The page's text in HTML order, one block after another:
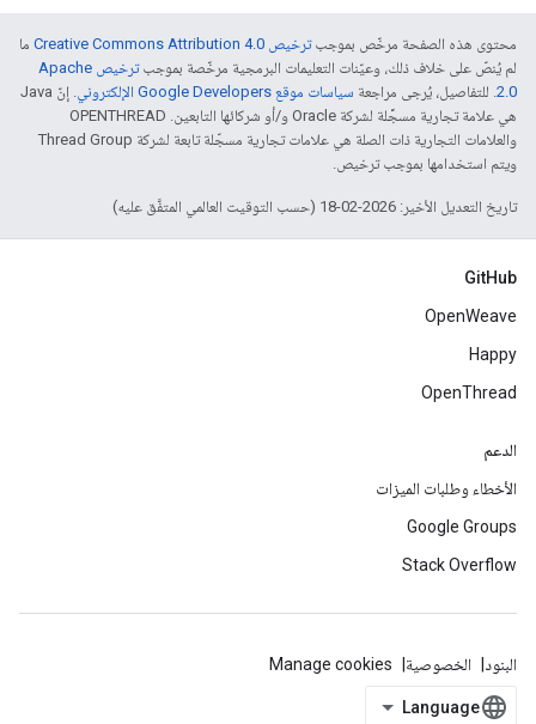
محتوى هذه الصفحة مرخّص بموجبترخيص Creative Commons Attribution 4.0‏
ما
لم يُنصّ على خلاف ذلك، وعيّنات التعليمات البرمجية مرخّصة بموجب
ترخيص Apache
2.0‏. للتفاصيل، يُرجى مراجعة سياسات موقع Google Developers الإلكتروني
. إنّ Java
هي علامة تجارية مسجَّلة لشركة Oracle و/أو شركائها التابعين. ‫OPENTHREAD
والعلامات التجارية ذات الصلة هي علامات تجارية مسجّلة تابعة لشركة Thread Group
ويتم استخدامها بموجب ترخيص.
تاريخ التعديل الأخير: 2026-02-18 (حسب التوقيت العالمي المتفَّق عليه)
GitHub
OpenWeave
Happy
OpenThread
الدعم
الأخطاء وطلبات الميزات
Google Groups
Stack Overflow
البنود الخصوصية Manage cookies